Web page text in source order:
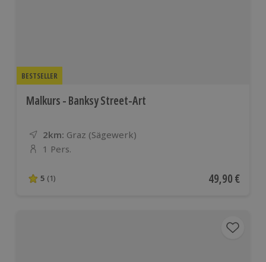
BESTSELLER
Malkurs - Banksy Street-Art
2km: Entfernung
Standort
Graz (Sägewerk)
Anzahl der Teilnehmer
1 Pers.
5 von 5 Sternen basierend auf 1 Bewertungen
5 (1) Aktueller
49,90 €